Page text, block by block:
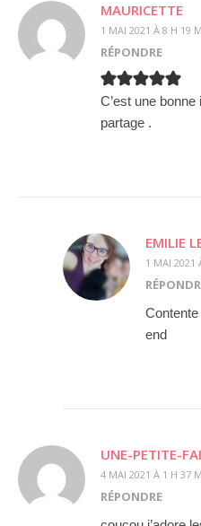
MAURICETTE
1 MAI 2021 À 8 H 19
RÉPONDRE
C’est une
partage .
EMILIE
1 MAI 2021
end
UNE-PETITE-
4 MAI 2021 À 1 H 37
RÉPONDRE